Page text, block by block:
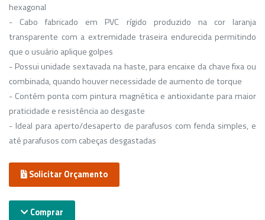
hexagonal
- Cabo fabricado em PVC rígido produzido na cor laranja
transparente com a extremidade traseira endurecida permitindo
que o usuário aplique golpes
- Possui unidade sextavada na haste, para encaixe da chave fixa ou
combinada, quando houver necessidade de aumento de torque
- Contém ponta com pintura magnética e antioxidante para maior
praticidade e resistência ao desgaste
- Ideal para aperto/desaperto de parafusos com fenda simples, e
até parafusos com cabeças desgastadas
Solicitar Orçamento
Comprar